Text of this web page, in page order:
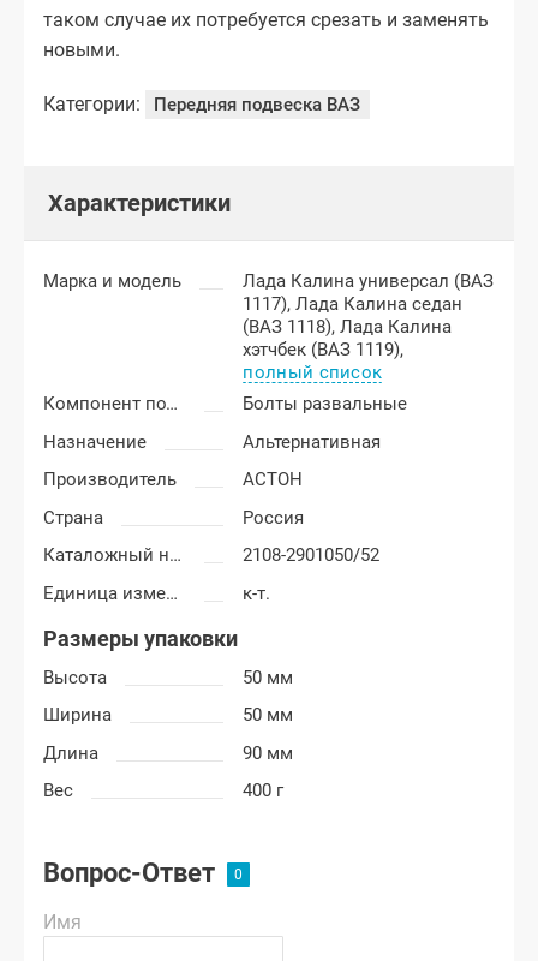
таком случае их потребуется срезать и заменять
новыми.
Категории: Передняя подвеска ВАЗ
Характеристики
Марка и модель
Лада Калина универсал (ВАЗ
1117),Лада Калина седан
(ВАЗ 1118),Лада Калина
хэтчбек (ВАЗ 1119),
полный список
Компонент подвески
Болты развальные
Назначение
Альтернативная
Производитель
АСТОН
Страна
Россия
Каталожный номер
2108-2901050/52
Единица измерения
к-т.
Размеры упаковки
Высота
50 мм
Ширина
50 мм
Длина
90 мм
Вес
400 г
Вопрос-Ответ
Имя